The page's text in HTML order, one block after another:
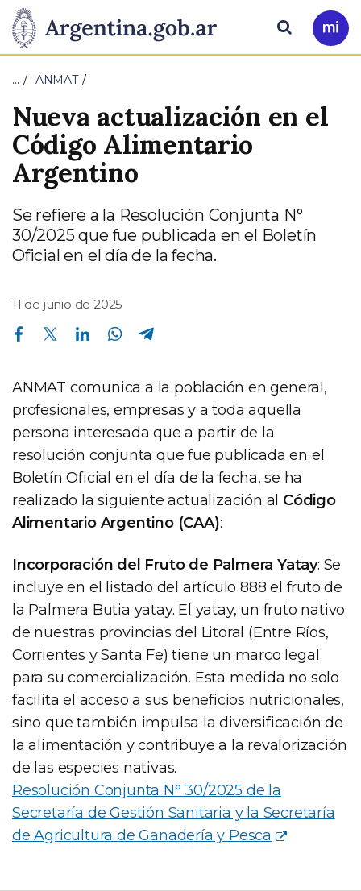
Presidencia
de
la
Nación
Pasar al contenido principal
Ir
a
Buscar
… ANMAT
Nueva actualización en el
Código Alimentario
Argentino
Se refiere a la Resolución Conjunta N°
30/2025 que fue publicada en el Boletín
Oficial en el día de la fecha.
11 de junio de 2025
Compartir en Facebook Compartir en Twitter Compartir en Linkedin Compartir en Whatsapp
ANMAT comunica a la población en general,
profesionales, empresas y a toda aquella
persona interesada que a partir de la
resolución conjunta que fue publicada en el
Boletín Oficial en el día de la fecha, se ha
realizado la siguiente actualización al Código
Alimentario Argentino (CAA):
Incorporación del Fruto de Palmera Yatay: Se
incluye en el listado del artículo 888 el fruto de
la Palmera Butia yatay. El yatay, un fruto nativo
de nuestras provincias del Litoral (Entre Ríos,
Corrientes y Santa Fe) tiene un marco legal
para su comercialización. Esta medida no solo
facilita el acceso a sus beneficios nutricionales,
sino que también impulsa la diversificación de
la alimentación y contribuye a la revalorización
de las especies nativas.
Resolución Conjunta N° 30/2025 de la
Secretaría de Gestión Sanitaria y la Secretaría
de Agricultura de Ganadería y Pesca